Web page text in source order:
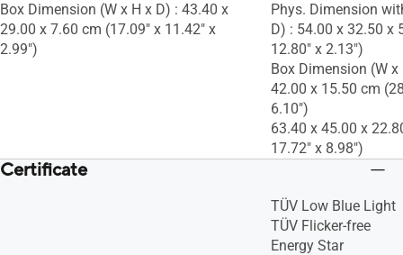
Box Dimension (W x H x D) : 43.40 x
29.00 x 7.60 cm (17.09" x 11.42" x
2.99")
Phys. Dimension
D) : 54.00 x 32.50 x
12.80" x 2.13")
Box Dimension (W
42.00 x 15.50 cm
6.10")
63.40 x 45.00 x
17.72" x 8.98")
Certificate
TÜV Low Blue Light
TÜV Flicker-free
Energy Star